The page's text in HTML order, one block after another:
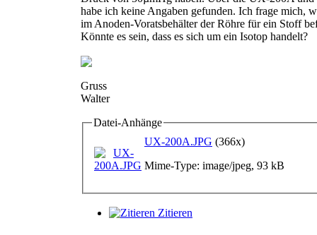
habe ich keine Angaben gefunden. Ich frage mich,
im Anoden-Voratsbehälter der Röhre für ein Stoff
Könnte es sein, dass es sich um ein Isotop handelt?
Gruss
Walter
Datei-Anhänge
UX-200A.JPG (366x)
Mime-Type: image/jpeg, 93 kB
Zitieren